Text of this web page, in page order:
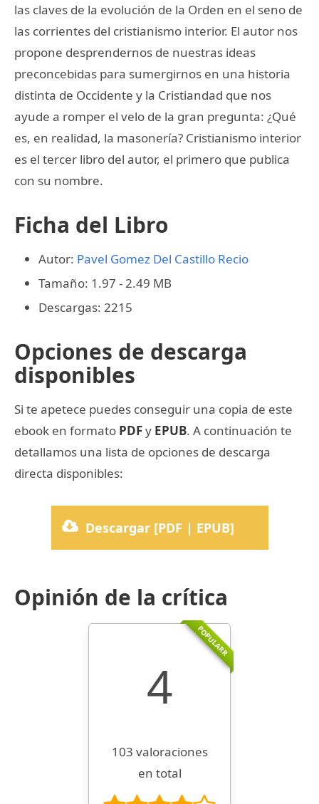
las claves de la evolución de la Orden en el seno de
las corrientes del cristianismo interior. El autor nos
propone desprendernos de nuestras ideas
preconcebidas para sumergirnos en una historia
distinta de Occidente y la Cristiandad que nos
ayude a romper el velo de la gran pregunta: ¿Qué
es, en realidad, la masonería? Cristianismo interior
es el tercer libro del autor, el primero que publica
con su nombre.
Ficha del Libro
Autor: Pavel Gomez Del Castillo Recio
Tamaño: 1.97 - 2.49 MB
Descargas: 2215
Opciones de descarga
disponibles
Si te apetece puedes conseguir una copia de este
ebook en formato PDFy EPUB. A continuación te
detallamos una lista de opciones de descarga
directa disponibles:
Descargar [PDF | EPUB]
Opinión de la crítica
POPULARR
4
103 valoraciones
en total